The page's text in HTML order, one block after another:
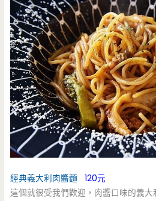
經典義大利肉醬麵 120元
這個就很受我們歡迎，肉醬口味的義